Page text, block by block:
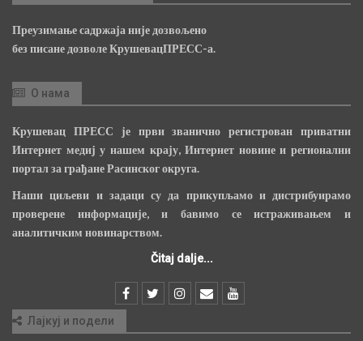
Преузимање садржаја није дозвољено
без писане дозволе КрушевацПРЕСС-а.
О нама
Крушевац ПРЕСС је први званично регистрован приватни
Интернет медиј у нашем крају, Интернет новине и регионални
портал за грађане Расинског округа.
Наши циљеви и задаци су да прикупљамо и дистрибуирамо
проверене информације, и бавимо се истраживањем и
аналитичким новинарством.
Čitaj dalje...
Лајкуј и подели